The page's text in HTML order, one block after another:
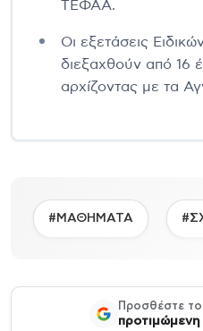
ΤΕΦΑΑ.
Οι εξετάσεις
διεξαχθούν από 16
αρχίζοντας με τα
#ΜΑΘΗΜΑΤΑ
Προσθέστε